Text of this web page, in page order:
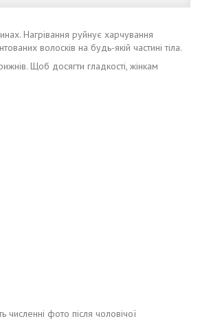
Нагрівання руйнує харчування
волосків на будь-якій частині тіла.
Щоб досягти гладкості, жінкам
численні фото після чоловічої